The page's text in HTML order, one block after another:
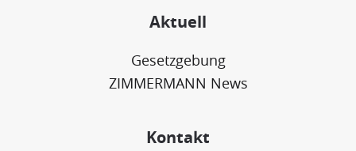
Aktuell
Gesetzgebung
ZIMMERMANN News
Kontakt